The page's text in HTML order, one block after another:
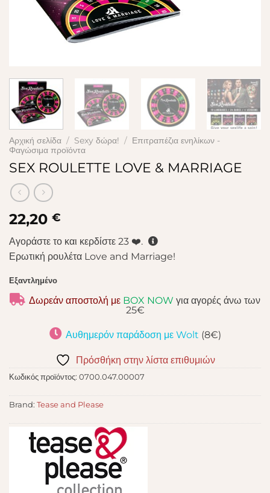
Αρχική σελίδα / Sexy δώρα! / Επιτραπέζια ενηλίκων -
Φαγώσιμα προϊόντα
SEX ROULETTE LOVE & MARRIAGE
22,20 €
Αγοράστε το και κερδίστε 23 ❤️.
Ερωτική ρουλέτα Love and Marriage!
Εξαντλημένο
Δωρεάν αποστολή με BOX NOW για αγορές άνω των
25€
Αυθημερόν παράδοση με Wolt (8€)
Πρόσθήκη στην λίστα επιθυμιών
Κωδικός προϊόντος: 0700.047.00007
Brand: Tease and Please